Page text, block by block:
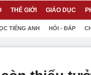
THẾ GIỚI GIÁO DỤC
TIẾNG ANH HỎI - ĐÁP